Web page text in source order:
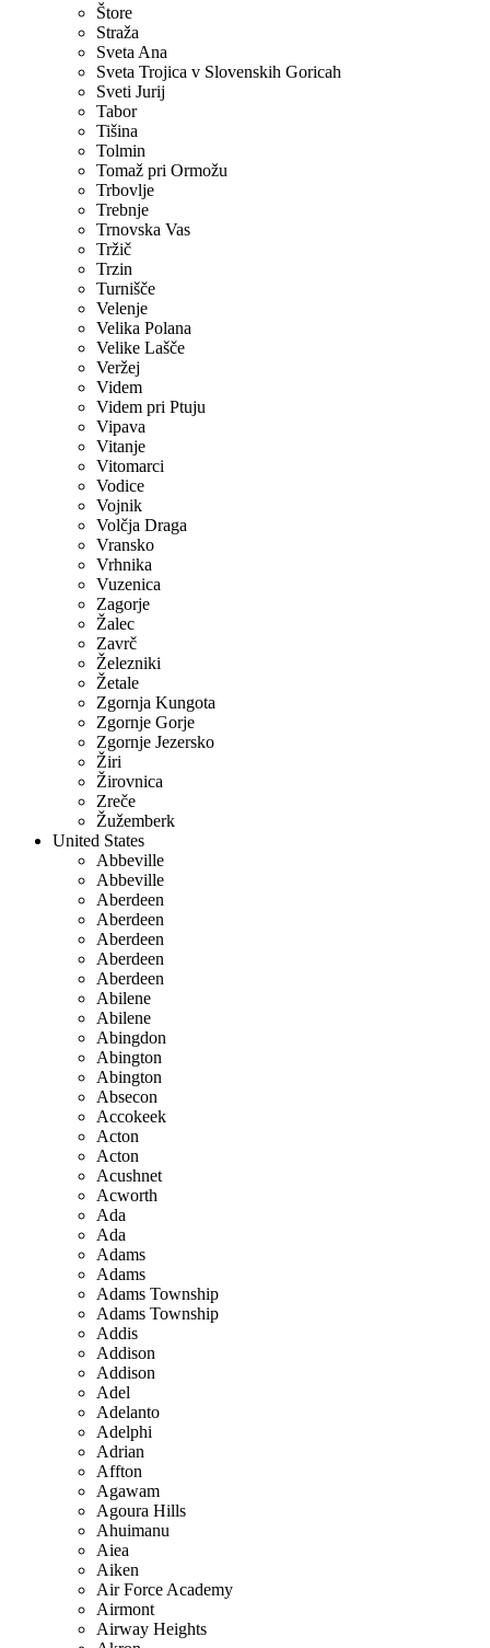
Štore
Straža
Sveta Ana
Sveta Trojica v Slovenskih Goricah
Sveti Jurij
Tabor
Tišina
Tolmin
Tomaž pri Ormožu
Trbovlje
Trebnje
Trnovska Vas
Tržič
Trzin
Turnišče
Velenje
Velika Polana
Velike Lašče
Veržej
Videm
Videm pri Ptuju
Vipava
Vitanje
Vitomarci
Vodice
Vojnik
Volčja Draga
Vransko
Vrhnika
Vuzenica
Zagorje
Žalec
Zavrč
Železniki
Žetale
Zgornja Kungota
Zgornje Gorje
Zgornje Jezersko
Žiri
Žirovnica
Zreče
Žužemberk
United States
Abbeville
Abbeville
Aberdeen
Aberdeen
Aberdeen
Aberdeen
Aberdeen
Abilene
Abilene
Abingdon
Abington
Abington
Absecon
Accokeek
Acton
Acton
Acushnet
Acworth
Ada
Ada
Adams
Adams
Adams Township
Adams Township
Addis
Addison
Addison
Adel
Adelanto
Adelphi
Adrian
Affton
Agawam
Agoura Hills
Ahuimanu
Aiea
Aiken
Air Force Academy
Airmont
Airway Heights